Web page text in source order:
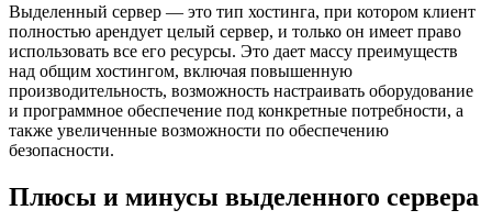
Выделенный сервер — это тип хостинга, при котором клиент
полностью арендует целый сервер, и только он имеет право
использовать все его ресурсы. Это дает массу преимуществ
над общим хостингом, включая повышенную
производительность, возможность настраивать оборудование
и программное обеспечение под конкретные потребности, а
также увеличенные возможности по обеспечению
безопасности.
Плюсы и минусы выделенного сервера